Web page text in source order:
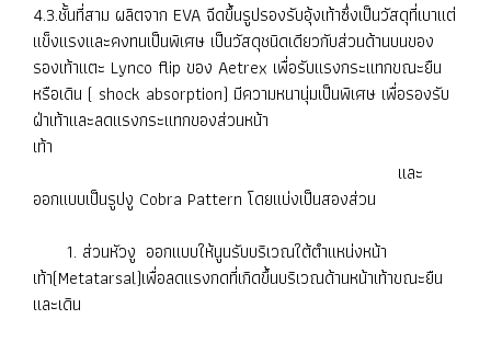
4.3.ชั้นที่สาม ผลิตจาก EVA ฉีดขึ้นรูปรองรับอุ้งเท้าซึ่งเป็นวัสดุที่เบาแต่
แข็งแรงและคงทนเป็นพิเศษ เป็นวัสดุชนิดเดียวกับส่วนด้านบนของ
รองเท้าแตะ Lynco flip ของ Aetrex เพื่อรับแรงกระแทกขณะยืน
หรือเดิน ( shock absorption) มีความหนานุ่มเป็นพิเศษ เพื่อรองรับ
ฝ่าเท้าและลดแรงกระแทกของส่วนหน้า
เท้า
และ
ออกแบบเป็นรูปงู Cobra Pattern โดยแบ่งเป็นสองส่วน
1. ส่วนหัวงู ออกแบบให้นูนรับบริเวณใต้ตำแหน่งหน้า
เท้า(Metatarsal)เพื่อลดแรงกดที่เกิดขึ้นบริเวณด้านหน้าเท้าขณะยืน
และเดิน